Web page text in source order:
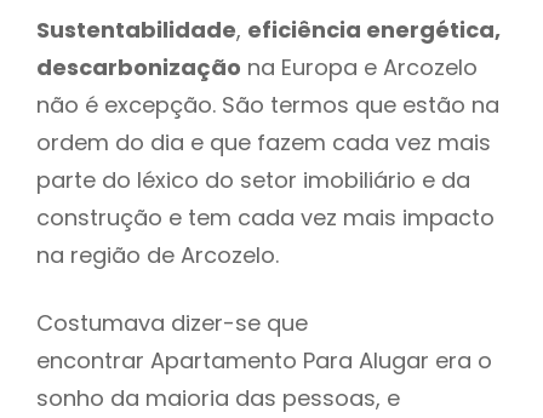
Sustentabilidade, eficiência energética,
descarbonização na Europa e Arcozelo
não é excepção. São termos que estão na
ordem do dia e que fazem cada vez mais
parte do léxico do setor imobiliário e da
construção e tem cada vez mais impacto
na região de Arcozelo.
Costumava dizer-se que
encontrar Apartamento Para Alugar era o
sonho da maioria das pessoas, e